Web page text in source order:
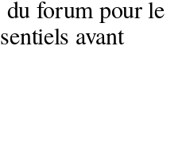
du forum pour le
avant